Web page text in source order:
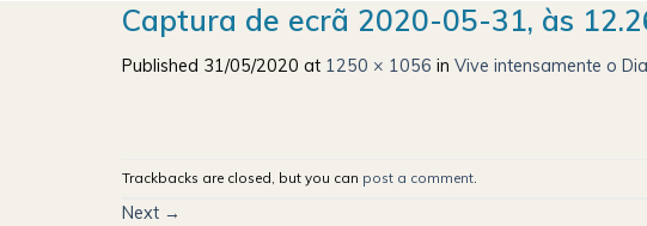
Captura de ecrã 2020-05-31, às
Published 31/05/2020 at 1250 × 1056 in Vive intensamente o
Trackbacks are closed, but you can post a comment.
Next →